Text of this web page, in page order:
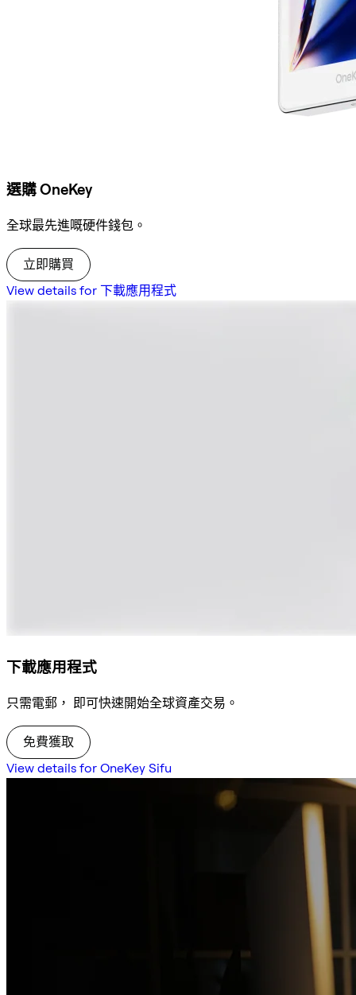
選購 OneKey
全球最先進嘅硬件錢包。
立即購買
View details for 下載應用程式
下載應用程式
只需電郵， 即可快速開始全球資產交易。
免費獲取
View details for OneKey Sifu